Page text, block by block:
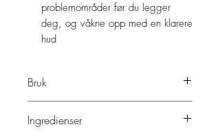
problemområder før du legger
deg, og våkne opp med en klarere
hud
Bruk
bruk.
Ingredienser